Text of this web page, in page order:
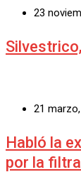
23
21
Habló la
por la